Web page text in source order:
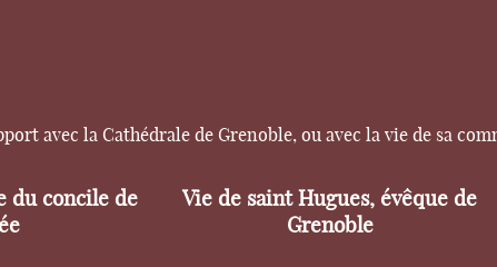
avec la Cathédrale de Grenoble, ou avec la vie de sa
du concile de
Vie de saint Hugues, évêque de
Grenoble